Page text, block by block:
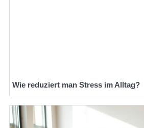
Wie reduziert man Stress im Alltag?